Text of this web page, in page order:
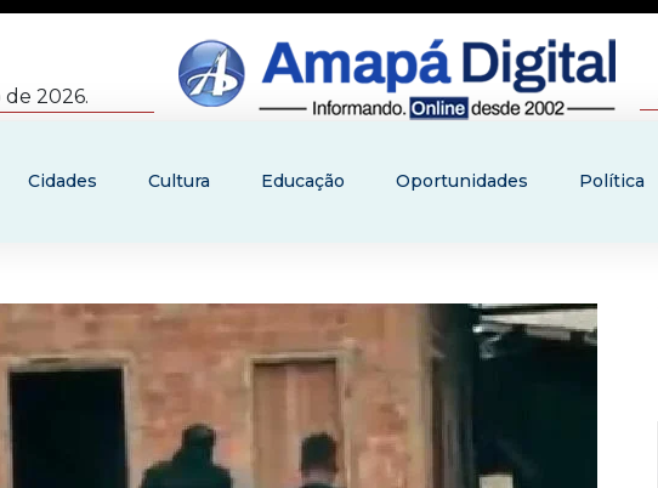
de 2026.
Cidades Cultura Educação Oportunidades Política